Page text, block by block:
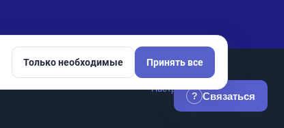
Настройки cookie
? Связаться
Только необходимые Принять все